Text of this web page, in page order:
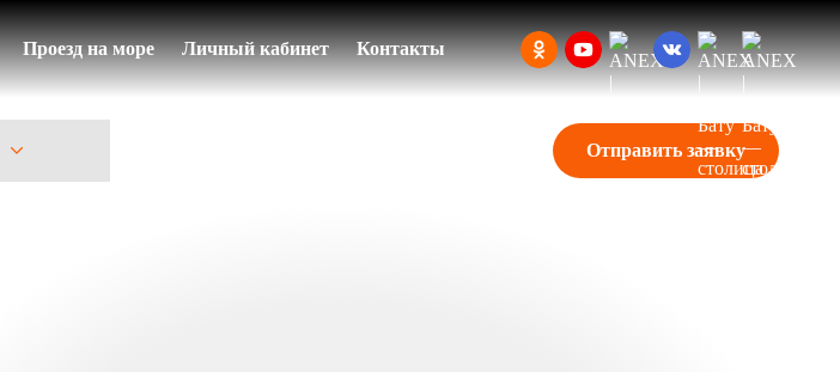
Проезд на море Личный кабинет Контакты
Отправить заявку